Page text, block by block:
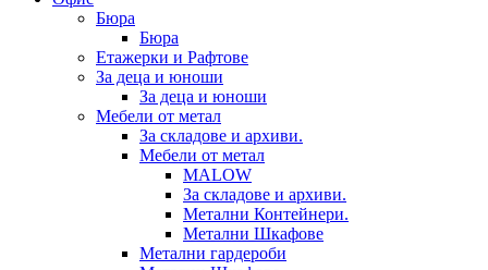
Бюра
Бюра
Етажерки и Рафтове
За деца и юноши
За деца и юноши
Мебели от метал
За складове и архиви.
Мебели от метал
MALOW
За складове и архиви.
Метални Контейнери.
Метални Шкафове
Метални гардероби